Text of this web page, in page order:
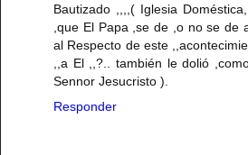
Bautizado ,,,,( Iglesia
,que El Papa ,se de ,o no se de
al Respecto de este
,,a El ,,?.. también le dolió
Sennor Jesucristo ).
Responder